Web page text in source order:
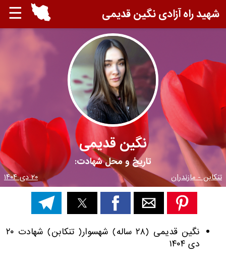
☰ شهید راه آزادی نگین قدیمی
نگین قدیمی
تاریخ و محل شهادت:
تنکابن - مازندران ۲۰ دی ۱۴۰۴
نگین قدیمی (۲۸ ساله) شهسوار( تنکابن) شهادت ۲۰
دی ۱۴۰۴